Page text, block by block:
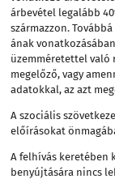
árbevétel legalább
származzon.
ának
üzemméretettel való
megelőző, vagy
adatokkal, az azt
A szociális
előírásokat
A felhívás keretében
benyújtására nincs